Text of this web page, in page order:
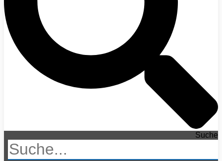
Suche